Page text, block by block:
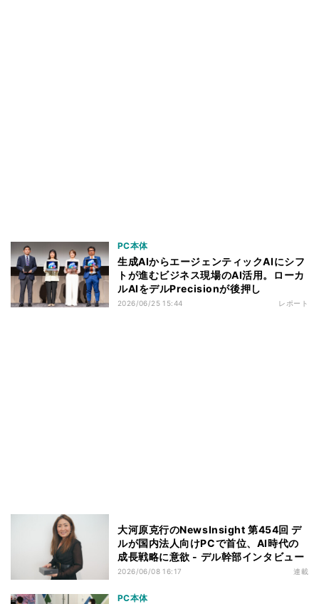
PC本体
生成AIからエージェンティックAIにシフ
トが進むビジネス現場のAI活用。ローカ
ルAIをデルPrecisionが後押し
2026/06/25 15:44 レポート
大河原克行のNewsInsight 第454回 デ
ルが国内法人向けPCで首位、AI時代の
成長戦略に意欲 - デル幹部インタビュー
2026/06/08 16:17 連載
PC本体